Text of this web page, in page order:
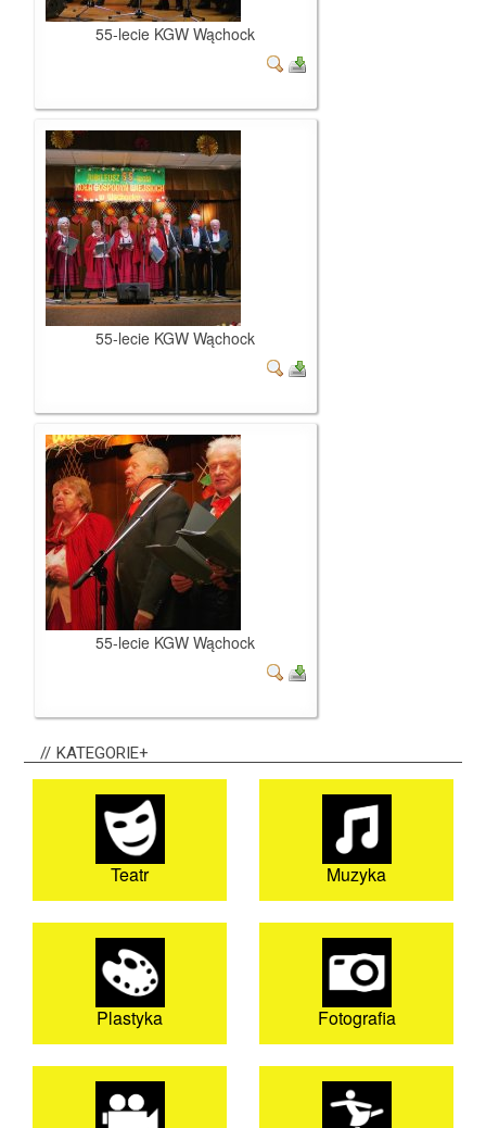
55-lecie KGW Wąchock
55-lecie KGW Wąchock
55-lecie KGW Wąchock
KATEGORIE+
Teatr Muzyka
Plastyka Fotografia